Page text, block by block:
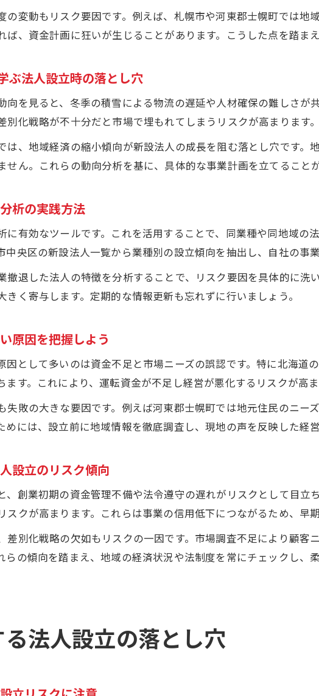
起業時に活かせるリスク回避策まとめ
法人設立時のリスク回避で重視すべき基本対策
法人設立情報に基づく資金面のリスクヘッジ法
中央区新設法人の動向活用による競合リスクの低減策
北海道の法人設立で成功するための実践的な準備法
法人設立情報を活用した補助制度の賢い使い方
無料新設法人リストで得られる最新動向の活用術
法人設立後の安定経営を実現するポイントまとめ
法人設立情報による資金繰りと経営効率化の実践策
中央区新設法人の運営体制から安定化ポイントを探る
地域密着で進める法人設立の秘訣
法人設立を地域密着で進めるための基本戦略
北海道 新規 設立 企業のネットワーク活用法とは
法人設立情報を活かした地域支援制度の賢い活用法
中央区新設法人の事例で見る地域密着のコツ
の変動もリスク要因です。例えば、札幌市や河東郡士幌町では地
ば、資金計画に狂いが生じることがあります。こうした点を踏ま
ぶ法人設立時の落とし穴
向を見ると、冬季の積雪による物流の遅延や人材確保の難しさが
別化戦略が不十分だと市場で埋もれてしまうリスクが高まります
は、地域経済の縮小傾向が新設法人の成長を阻む落とし穴です。
せん。これらの動向分析を基に、具体的な事業計画を立てること
析の実践方法
に有効なツールです。これを活用することで、同業種や同地域の
中央区の新設法人一覧から業種別の設立傾向を抽出し、自社の事
撤退した法人の特徴を分析することで、リスク要因を具体的に洗
く寄与します。定期的な情報更新も忘れずに行いましょう。
原因を把握しよう
因として多いのは資金不足と市場ニーズの誤認です。特に北海道
す。これにより、運転資金が不足し経営が悪化するリスクが高
失敗の大きな要因です。例えば河東郡士幌町では地元住民のニー
めには、設立前に地域情報を徹底調査し、現地の声を反映した経
設立のリスク傾向
、創業初期の資金管理不備や法令遵守の遅れがリスクとして目立
スクが高まります。これらは事業の信用低下につながるため、早
差別化戦略の欠如もリスクの一因です。市場調査不足により顧客
らの傾向を踏まえ、地域の経済状況や法制度を常にチェックし、
法人設立の落とし穴